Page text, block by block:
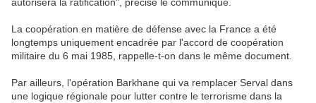
La coopération en matière de défense avec la France a été
longtemps uniquement encadrée par l'accord de coopération
militaire du 6 mai 1985, rappelle-t-on dans le même document.
Par ailleurs, l'opération Barkhane qui va remplacer Serval dans
une logique régionale pour lutter contre le terrorisme dans la